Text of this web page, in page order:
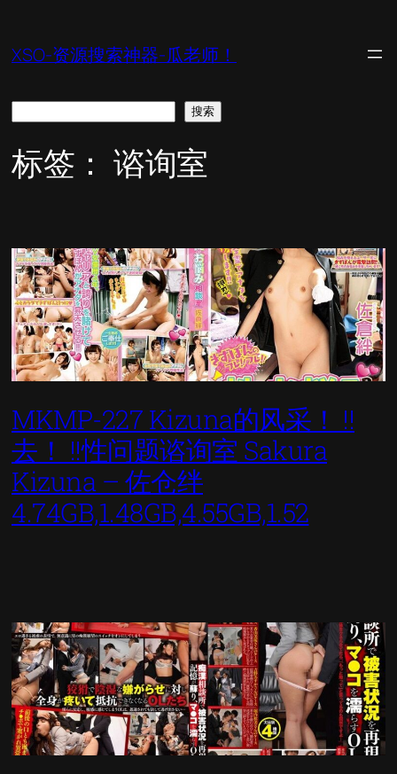
内
XSO-资源搜索神器-瓜老师！
搜索
标签： 谘询室
MKMP-227 Kizuna的风采！ !!
去！ !!性问题谘询室 Sakura
Kizuna – 佐仓绊
4.74GB,1.48GB,4.55GB,1.52